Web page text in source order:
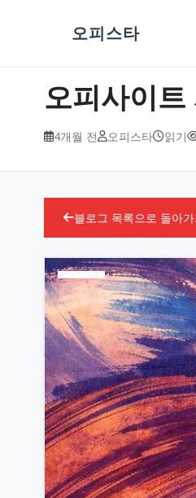
오피스타
오피사이
4개월 전 오피스타 읽기
블로그 목록으로 돌아가